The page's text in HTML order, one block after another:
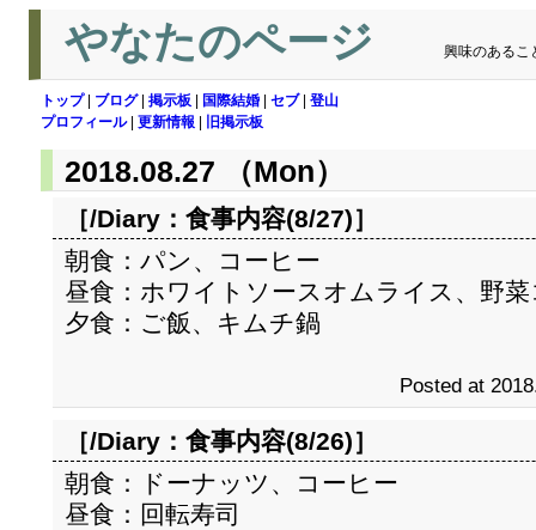
やなたのページ 興味のあるこ
トップ| ブログ| 掲示板 国際結婚 セブ| 登山
プロフィール| 更新情報 旧掲示板
2018.08.27 （Mon）
［/Diary： 食事内容(8/27)］
朝食：パン、コーヒー
昼食：ホワイトソースオムライス、野
夕食：ご飯、キムチ鍋
Posted at
［/Diary： 食事内容(8/26)］
朝食：ドーナッツ、コーヒー
昼食：回転寿司